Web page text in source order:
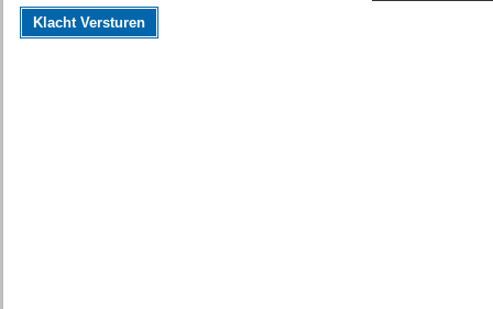
Klacht Versturen